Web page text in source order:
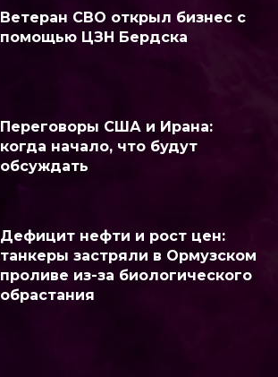
Ветеран СВО открыл бизнес с
помощью ЦЗН Бердска
Переговоры США и Ирана:
когда начало, что будут
обсуждать
Дефицит нефти и рост цен:
танкеры застряли в Ормузском
проливе из-за биологического
обрастания